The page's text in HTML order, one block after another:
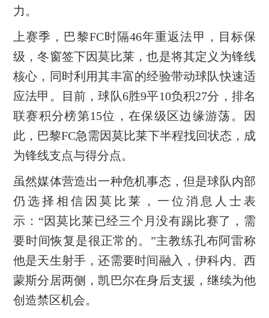
力。
上赛季，巴黎FC时隔46年重返法甲，目标保
级，冬窗签下因莫比莱，也是将其定义为锋线
核心，同时利用其丰富的经验带动球队快速适
应法甲。目前，球队6胜9平10负积27分，排名
联赛积分榜第15位，在保级区边缘游荡。因
此，巴黎FC急需因莫比莱下半程找回状态，成
为锋线支点与得分点。
虽然媒体营造出一种危机事态，但是球队内部
仍选择相信因莫比莱，一位消息人士表
示：“因莫比莱已经三个月没有踢比赛了，需
要时间恢复是很正常的。”主教练孔布阿雷称
他是天生射手，还需要时间融入，伊科内、西
蒙斯分居两侧，凯巴尔在身后支援，继续为他
创造禁区机会。